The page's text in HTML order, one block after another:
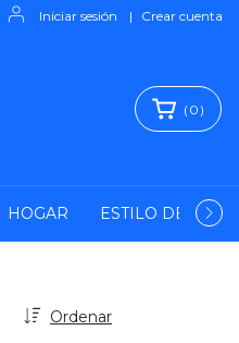
Iniciar sesión | Crear cuenta
( 0 )
HOGAR ESTILO DE VIDA
Ordenar